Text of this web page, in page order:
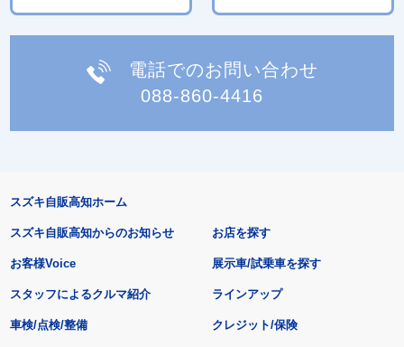
電話でのお問い合わせ
088-860-4416
スズキ自販高知ホーム
スズキ自販高知からのお知らせ
お客様Voice
スタッフによるクルマ紹介
お店を探す
展示車/試乗車を探す
ラインアップ
車検/点検/整備 クレジット/保険